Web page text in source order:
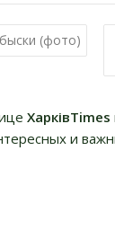
(фото)
ХарківTimes
и